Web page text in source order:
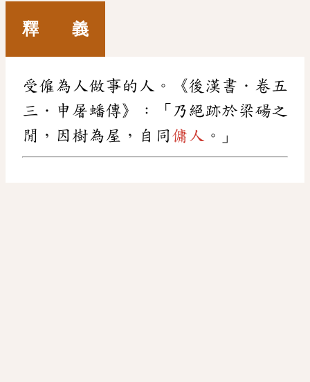
釋 義
受僱為人做事的人。《後漢書．卷五
三．申屠蟠傳》：「乃絕跡於梁碭之
閒，因樹為屋，自同傭人 。」